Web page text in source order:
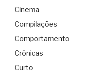
Cinema
Compilações
Comportamento
Crônicas
Curto